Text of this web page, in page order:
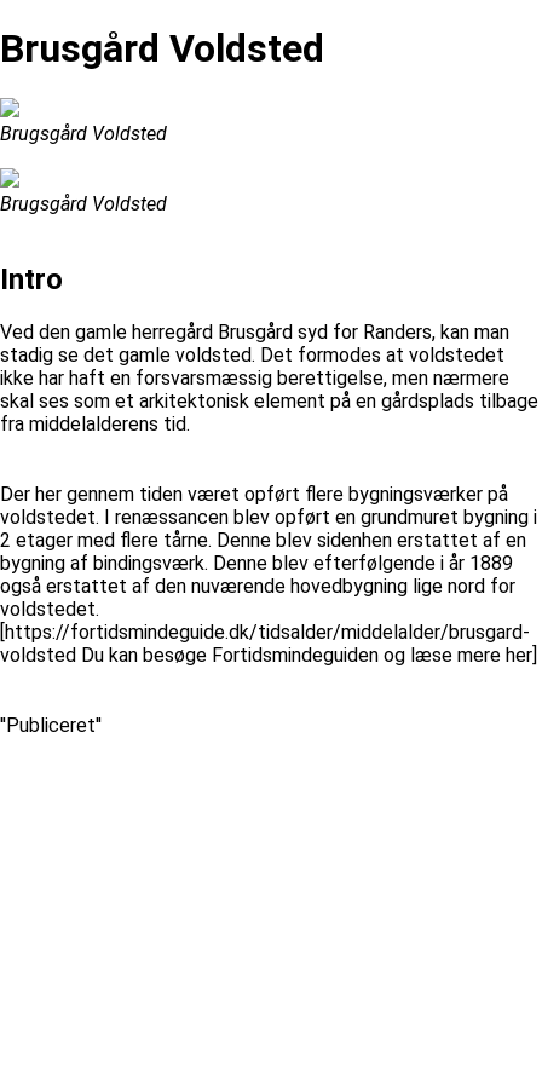
Brusgård Voldsted
Brugsgård Voldsted
Brugsgård Voldsted
Intro
Ved den gamle herregård Brusgård syd for Randers, kan man
stadig se det gamle voldsted. Det formodes at voldstedet
ikke har haft en forsvarsmæssig berettigelse, men nærmere
skal ses som et arkitektonisk element på en gårdsplads tilbage
fra middelalderens tid.
Der her gennem tiden været opført flere bygningsværker på
voldstedet. I renæssancen blev opført en grundmuret bygning i
2 etager med flere tårne. Denne blev sidenhen erstattet af en
bygning af bindingsværk. Denne blev efterfølgende i år 1889
også erstattet af den nuværende hovedbygning lige nord for
voldstedet.
[https://fortidsmindeguide.dk/tidsalder/middelalder/brusgard-
voldsted Du kan besøge Fortidsmindeguiden og læse mere her]
''Publiceret''